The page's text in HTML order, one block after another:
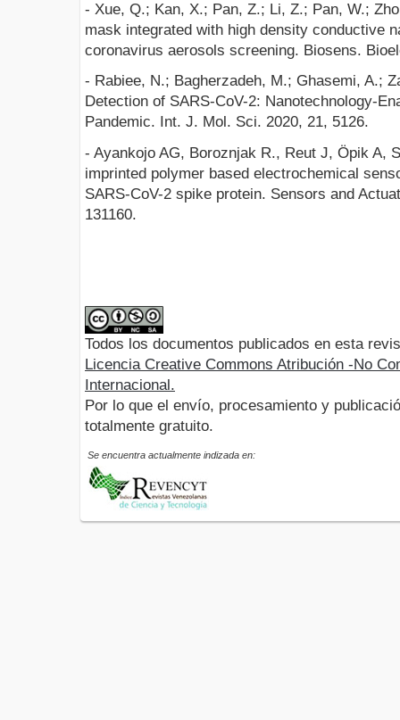
- Xue, Q.; Kan, X.; Pan, Z.; Li, Z.; Pan, W.;
mask integrated with high density conductive
coronavirus aerosols screening. Biosens.
- Rabiee, N.; Bagherzadeh, M.; Ghasemi, A.;
Detection of SARS-CoV-2: Nanotechnology-
Pandemic. Int. J. Mol. Sci. 2020, 21, 5126.
- Ayankojo AG, Boroznjak R., Reut J, Öpik A,
imprinted polymer based electrochemical
SARS-CoV-2 spike protein. Sensors and
131160.
Todos los documentos publicados en esta
Licencia Creative Commons Atribución -No
Internacional.
Por lo que el envío, procesamiento y
totalmente gratuito.
Se encuentra actualmente indizada en: